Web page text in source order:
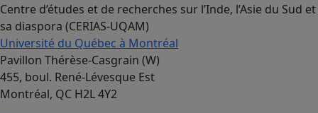
Centre d’études et de recherches sur l’Inde, l’Asie du Sud et
sa diaspora (CERIAS-UQAM)
Université du Québec à Montréal
Pavillon Thérèse-Casgrain (W)
455, boul. René-Lévesque Est
Montréal, QC H2L 4Y2